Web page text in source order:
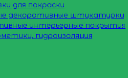
для покраски
декоративные штукатурки
интерьерные покрытия
гидроизоляция